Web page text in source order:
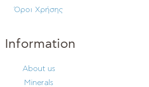
Όροι Χρήσης
Information
About us
Minerals